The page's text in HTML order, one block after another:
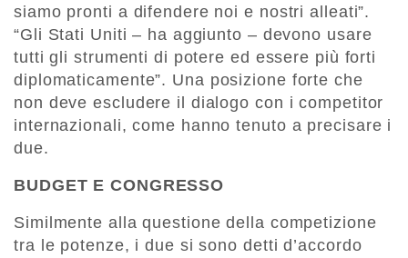
siamo pronti a difendere noi e nostri alleati”.
“Gli Stati Uniti – ha aggiunto – devono usare
tutti gli strumenti di potere ed essere più forti
diplomaticamente”. Una posizione forte che
non deve escludere il dialogo con i competitor
internazionali, come hanno tenuto a precisare i
due.
BUDGET E CONGRESSO
Similmente alla questione della competizione
tra le potenze, i due si sono detti d’accordo